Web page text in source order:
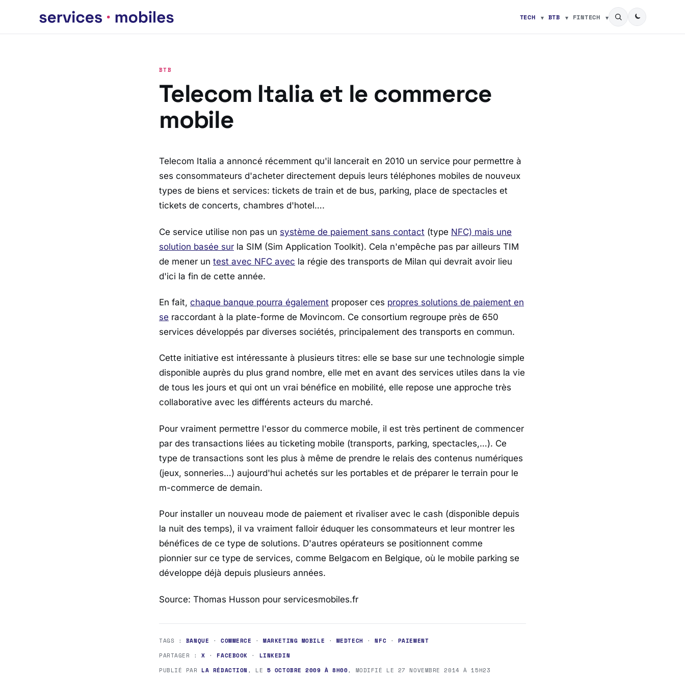
TECH BTB FINTECH
BTB
Telecom Italia et le commerce
mobile
Telecom Italia a annoncé récemment qu'il lancerait en 2010 un service pour permettre à
ses consommateurs d'acheter directement depuis leurs téléphones mobiles de nouveux
types de biens et services: tickets de train et de bus, parking, place de spectacles et
tickets de concerts, chambres d'hotel….
Ce service utilise non pas un système de paiement sans contact (type NFC) mais une
solution basée sur la SIM (Sim Application Toolkit). Cela n'empêche pas par ailleurs TIM
de mener un test avec NFC avec la régie des transports de Milan qui devrait avoir lieu
d'ici la fin de cette année.
En fait, chaque banque pourra également proposer ces propres solutions de paiement en
se raccordant à la plate-forme de Movincom. Ce consortium regroupe près de 650
services développés par diverses sociétés, principalement des transports en commun.
Cette initiative est intéressante à plusieurs titres: elle se base sur une technologie simple
disponible auprès du plus grand nombre, elle met en avant des services utiles dans la vie
de tous les jours et qui ont un vrai bénéfice en mobilité, elle repose une approche très
collaborative avec les différents acteurs du marché.
Pour vraiment permettre l'essor du commerce mobile, il est très pertinent de commencer
par des transactions liées au ticketing mobile (transports, parking, spectacles,…). Ce
type de transactions sont les plus à même de prendre le relais des contenus numériques
(jeux, sonneries…) aujourd'hui achetés sur les portables et de préparer le terrain pour le
m-commerce de demain.
Pour installer un nouveau mode de paiement et rivaliser avec le cash (disponible depuis
la nuit des temps), il va vraiment falloir éduquer les consommateurs et leur montrer les
bénéfices de ce type de solutions. D'autres opérateurs se positionnent comme
pionnier sur ce type de services, comme Belgacom en Belgique, où le mobile parking se
développe déjà depuis plusieurs années.
Source: Thomas Husson pour servicesmobiles.fr
TAGS : BANQUE · COMMERCE ·MARKETING MOBILE · MEDTECH ·NFC · PAIEMENT
PARTAGER :X · FACEBOOK · LINKEDIN
PUBLIÉ PAR LA RÉDACTION , LE 5 OCTOBRE 2009 À 8H00, MODIFIÉ LE 27 NOVEMBRE 2014 À 15H23